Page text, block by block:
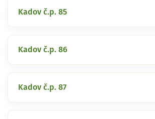
Kadov č.p. 85
Kadov č.p. 86
Kadov č.p. 87